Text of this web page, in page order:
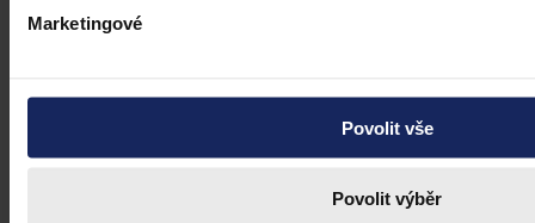
Marketingové
Povolit vše
Povolit výběr